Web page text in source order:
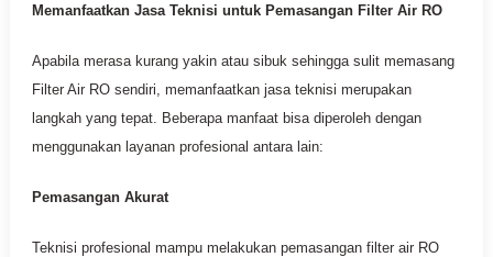
Memanfaatkan Jasa Teknisi untuk Pemasangan Filter Air RO
Apabila merasa kurang yakin atau sibuk sehingga sulit memasang
Filter Air RO sendiri, memanfaatkan jasa teknisi merupakan
langkah yang tepat. Beberapa manfaat bisa diperoleh dengan
menggunakan layanan profesional antara lain:
Pemasangan Akurat
Teknisi profesional mampu melakukan pemasangan filter air RO